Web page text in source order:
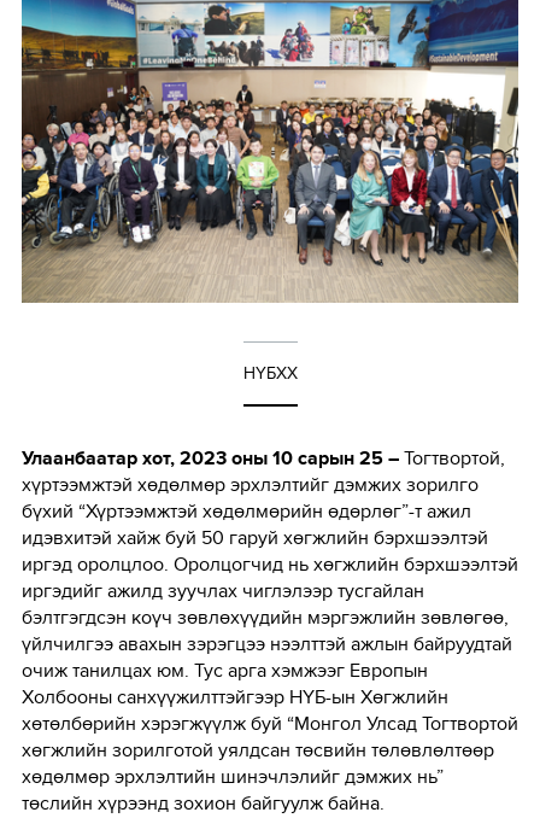
НҮБХХ
Улаанбаатар хот, 2023 оны 10 сарын 25 –Тогтвортой,
хүртээмжтэй хөдөлмөр эрхлэлтийг дэмжих зорилго
бүхий “Хүртээмжтэй хөдөлмөрийн өдөрлөг”-т ажил
идэвхитэй хайж буй 50 гаруй хөгжлийн бэрхшээлтэй
иргэд оролцлоо. Оролцогчид нь хөгжлийн бэрхшээлтэй
иргэдийг ажилд зуучлах чиглэлээр тусгайлан
бэлтгэгдсэн коүч зөвлөхүүдийн мэргэжлийн зөвлөгөө,
үйлчилгээ авахын зэрэгцээ нээлттэй ажлын байруудтай
очиж танилцах юм. Тус арга хэмжээг Европын
Холбооны санхүүжилттэйгээр НҮБ-ын Хөгжлийн
хөтөлбөрийн хэрэгжүүлж буй “Монгол Улсад Тогтвортой
хөгжлийн зорилготой уялдсан төсвийн төлөвлөлтөөр
хөдөлмөр эрхлэлтийн шинэчлэлийг дэмжих нь”
төслийн хүрээнд зохион байгуулж байна.